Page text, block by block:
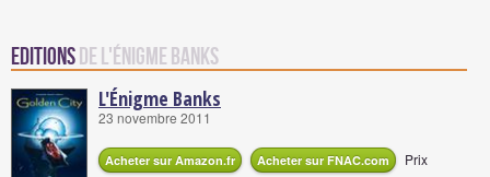
Editionsde L'Énigme Banks
L'Énigme Banks
23 novembre 2011
Acheter sur Amazon.fr Acheter sur FNAC.com
Prix